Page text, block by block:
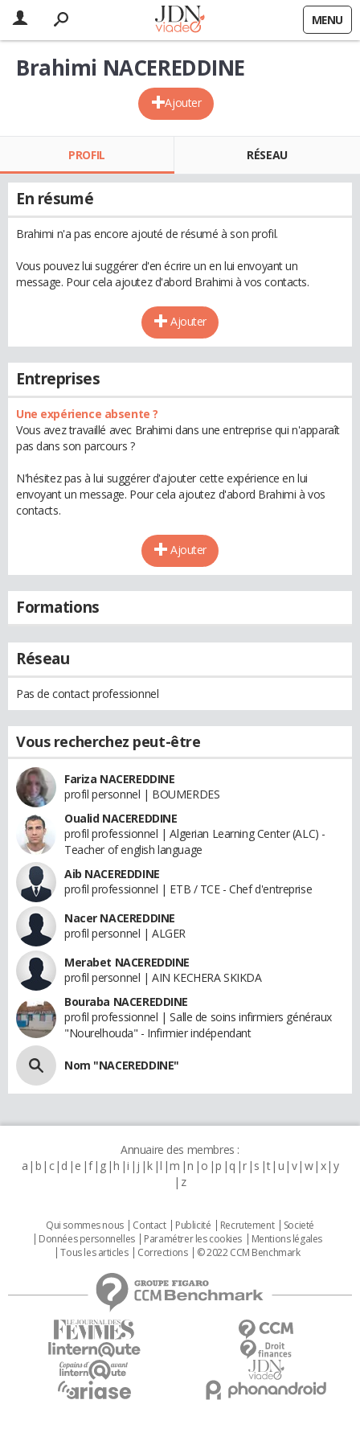
MENU
Ajouter
Brahimi NACEREDDINE
PROFIL RÉSEAU
En résumé
Brahimi n'a pas encore ajouté de résumé à son profil.
Vous pouvez lui suggérer d'en écrire un en lui envoyant un
message. Pour cela ajoutez d'abord Brahimi à vos contacts.
Ajouter
Entreprises
Une expérience absente ?
Vous avez travaillé avec Brahimi dans une entreprise qui n'apparaît
pas dans son parcours ?
N'hésitez pas à lui suggérer d'ajouter cette expérience en lui
envoyant un message. Pour cela ajoutez d'abord Brahimi à vos
contacts.
Ajouter
Formations
Réseau
Pas de contact professionnel
Vous recherchez peut-être
Fariza NACEREDDINE
profil personnel | BOUMERDES
Oualid NACEREDDINE
profil professionnel | Algerian Learning Center (ALC) -
Teacher of english language
Aib NACEREDDINE
profil professionnel | ETB / TCE - Chef d'entreprise
Nacer NACEREDDINE
profil personnel | ALGER
Merabet NACEREDDINE
profil personnel | AIN KECHERA SKIKDA
Bouraba NACEREDDINE
profil professionnel | Salle de soins infirmiers généraux
"Nourelhouda" - Infirmier indépendant
Nom "NACEREDDINE"
Annuaire des membres :
a b c d e f g h i j k l m n o p q r s t u v w x y
z
Qui sommes nous Contact Publicité Recrutement
Societé
Données personnelles
Paramétrer les cookies
Mentions légales
Tous les articles
Corrections © 2022 CCM Benchmark